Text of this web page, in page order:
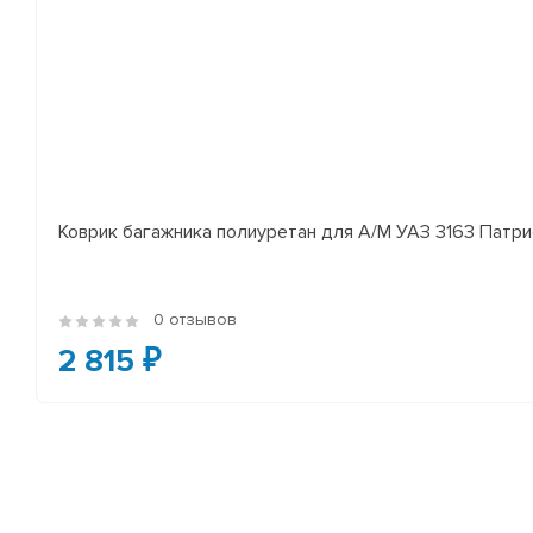
Коврик багажника полиуретан для А/М УАЗ 3163
0 отзывов
2 815 ₽